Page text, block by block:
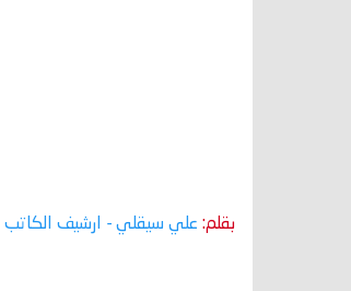
بقلم: علي سيقلي - ارشيف الكاتب